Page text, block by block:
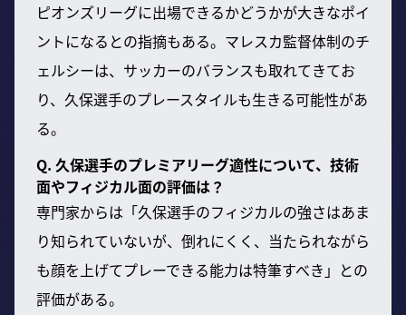
ピオンズリーグに出場できるかどうかが大きなポイ
ントになるとの指摘もある。マレスカ監督体制のチ
ェルシーは、サッカーのバランスも取れてきてお
り、久保選手のプレースタイルも生きる可能性があ
る。
Q. 久保選手のプレミアリーグ適性について、技術
面やフィジカル面の評価は？
専門家からは「久保選手のフィジカルの強さはあま
り知られていないが、倒れにくく、当たられながら
も顔を上げてプレーできる能力は特筆すべき」との
評価がある。